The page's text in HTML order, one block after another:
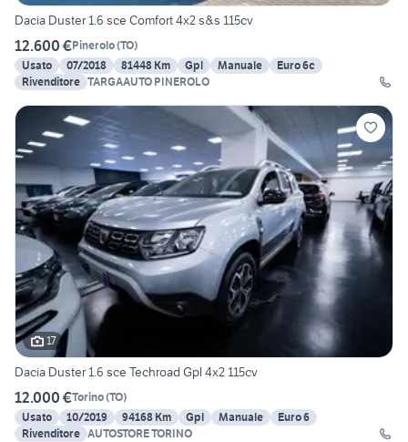
Dacia Duster 1.6 sce Comfort 4x2 s&s 115cv
12.600 €Pinerolo(TO)
Usato
07/2018 81448 Km Gpl Manuale
Euro 6c
Rivenditore TARGAAUTO PINEROLO
17
Dacia Duster 1.6 sce Techroad Gpl 4x2 115cv
12.000 €Torino(TO)
Usato
10/2019 94168 Km Gpl Manuale
Euro 6
Rivenditore AUTOSTORE TORINO